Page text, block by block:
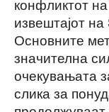
конфликтот
извештајот
Основните
значителна
очекувањата
слика за